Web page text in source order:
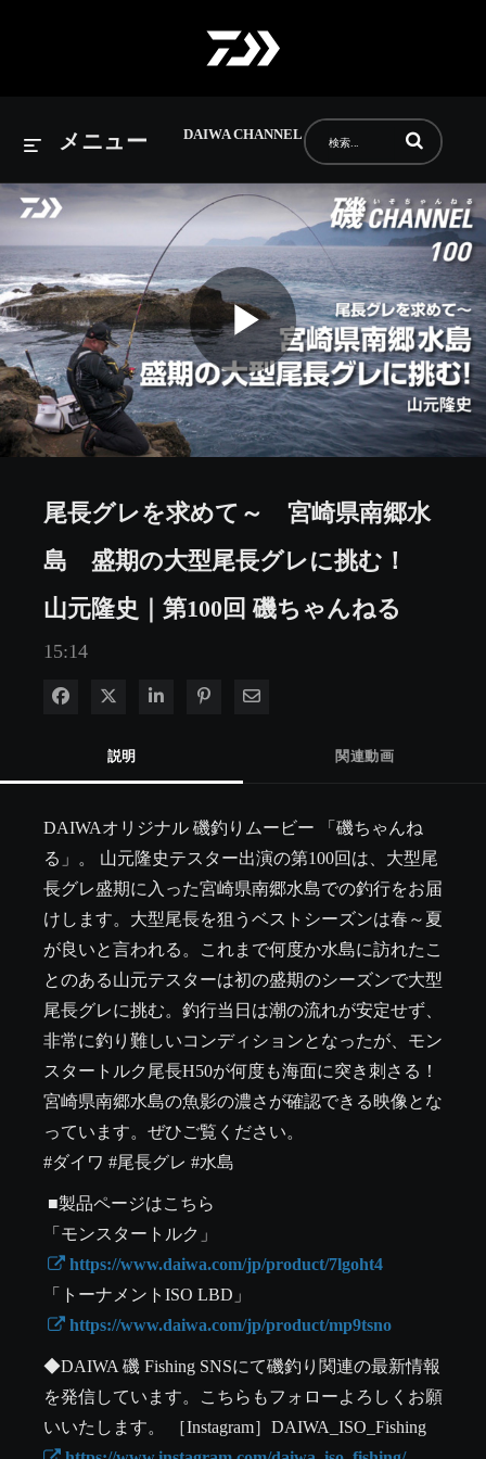
DAIWA CHANNEL
メニュー 動画の検索語句
Play
尾長グレを求めて～ 宮崎県南郷水
島 盛期の大型尾長グレに挑む！
山元隆史｜第100回 磯ちゃんねる
15:14
Facebook で共有
Xで共有する
LinkedIn で共有
Pinterest に投稿
電子メールで共有
説明 関連動画
DAIWAオリジナル 磯釣りムービー 「磯ちゃんね
る」。 山元隆史テスター出演の第100回は、大型尾
長グレ盛期に入った宮崎県南郷水島での釣行をお届
けします。大型尾長を狙うベストシーズンは春～夏
が良いと言われる。これまで何度か水島に訪れたこ
とのある山元テスターは初の盛期のシーズンで大型
尾長グレに挑む。釣行当日は潮の流れが安定せず、
非常に釣り難しいコンディションとなったが、モン
スタートルク尾長H50が何度も海面に突き刺さる！
宮崎県南郷水島の魚影の濃さが確認できる映像とな
っています。ぜひご覧ください。
#ダイワ #尾長グレ #水島
「モンスタートルク」
https://www.daiwa.com/jp/product/7lgoht4
「トーナメントISO LBD」
https://www.daiwa.com/jp/product/mp9tsno
◆DAIWA 磯 Fishing SNSにて磯釣り関連の最新情報
を発信しています。こちらもフォローよろしくお願
いいたします。 ［Instagram］DAIWA_ISO_Fishing